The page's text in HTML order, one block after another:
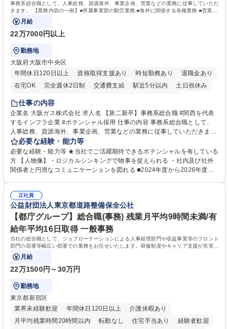
事務系総合職として、人事総務、資源海外、事業企画、営業などの業務に従事していただ
きます。 【業務内容の一例】■所属事業部の勤労業務 ■海外に関係する各種業務 ■営業部
門の企画スタッフ、ルート営業
月給
22万7000円以上
勤務地
大阪府大阪市中央区
年間休日120日以上
資格取得支援あり 時短勤務あり
退職金あり
在宅OK
完全週休2日制 交通費支給 駅近5分以内
土日祝休み
服装自由
第二新卒歓迎
仕事の内容
企業名 大阪ガス株式会社 求人名 【第二新卒】事務系総合職 #関西を代表
するインフラ企業 #ポテンシャル採用 仕事の内容 事務系総合職として、
人事総務、資源海外、事業企画、営業などの業務に従事していただきま
す。 【業務内容の一例】■所属事業部の勤労業務 ■海外に関係する各種業
務 ■営業部門の企画スタッフ、ルート営業 【キャリアパス】入社後の配属
ポジションで一定期間ご活躍頂いた後、本人の適性及び将来のキャリアを
鑑みてジョブローテーションを行います。 【育成】OJTでの現場育成や研
表するインフラ企業 #ポテンシャル採用
必要な経験・能力等
必要な経験・能力等 ★当社でご活躍期待できるポテンシャルを有している
方 【人物像】・ロジカルシンキングで物事を捉えられる ・社内及び社外
関係者と円滑なコミュニケーションを図れる ■2024年度から2026年度ま
72.html ■エネルギーセキュリティの不安定化や気候変動による自然災害の
甚大化など、これまで以上に社会課題解決の重要性が高まっています。
「未来の日常」の創造に向けて持続可能な社会の実現に貢献してまいりま
す。 学歴・資格 学歴：大学院 大学 語学力： 資格：
正社員
公益財団法人東京都道路整備保全公社
【都庁グループ】総合職(事務) 残業月平均9時間未満/有
給年平均16日取得 一般事務
当社の総合職として、ジョブローテーションによる人事経理部門や収益事業等のフロント
部門の部署等幅広い部署での業務をお任せいたします。研修制度やキャリア支援が充実し
ております！ ※下記業務詳細
月給
22万1500円～30万円
勤務地
東京都新宿区
業界未経験歓迎
年間休日120日以上
介護休暇あり
月平均残業時間20時間以内
転勤なし 住宅手当あり
経験者歓迎